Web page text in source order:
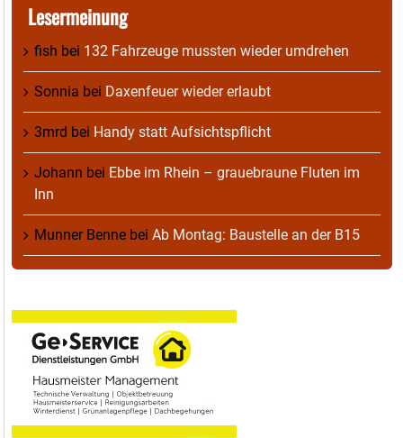
Lesermeinung
fish bei 132 Fahrzeuge mussten wieder umdrehen
Sonnia bei Daxenfeuer wieder erlaubt
3mrd bei Handy statt Aufsichtspflicht
Johann bei Ebbe im Rhein – grauebraune Fluten im
Inn
Munner Benne bei Ab Montag: Baustelle an der B15